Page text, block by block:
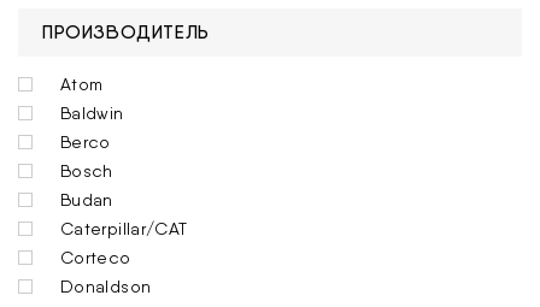
ПРОИЗВОДИТЕЛЬ
Atom
Baldwin
Berco
Bosch
Budan
Caterpillar/CAT
Corteco
Donaldson